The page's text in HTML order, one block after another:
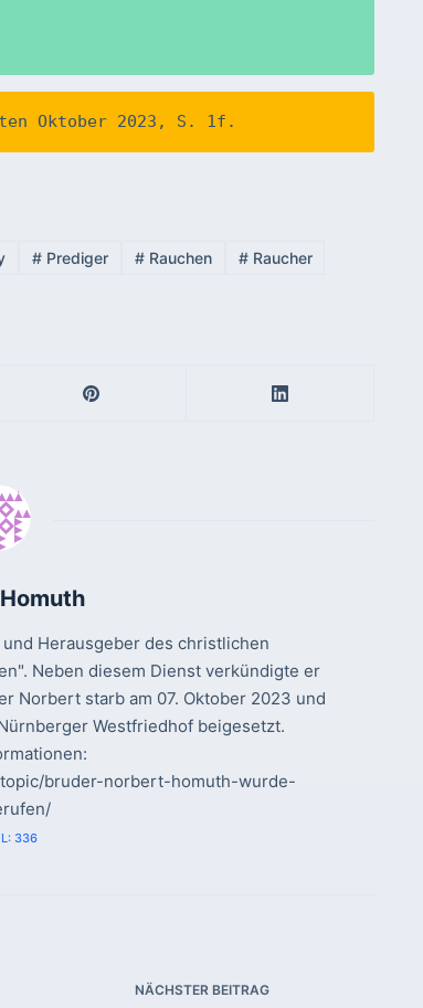
# Prediger #Rauchen #Raucher
Herausgeber des christlichen
Neben diesem Dienst verkündigte er
Norbert starb am 07. Oktober 2023 und
Westfriedhof beigesetzt.
bruder-norbert-homuth-wurde-
336
NÄCHSTER BEITRAG